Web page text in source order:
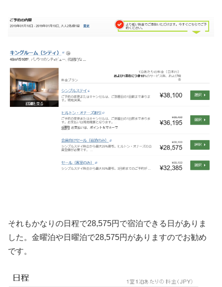
それもかなりの日程で28,575円で宿泊できる日がありま
した。金曜泊や日曜泊で28,575円がありますのでお勧め
です。